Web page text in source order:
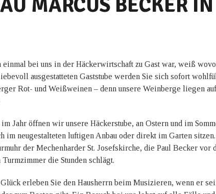
MARCUS BECKER
einmal bei uns in der Häckerwirtschaft zu Gast war, weiß
ausgestatteten Gaststube werden Sie sich sofort
Rot- und Weißweinen – denn unsere Weinberge liegen
Jahr öffnen wir unsere Häckerstube, an Ostern und im
im neugestalteten luftigen Anbau oder direkt im Garten
der Mechenharder St. Josefskirche, die Paul Becker vor
die Stunden schlägt.
erleben Sie den Hausherrn beim Musizieren, wenn er